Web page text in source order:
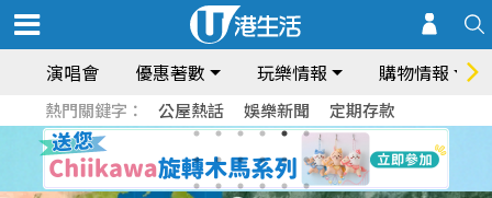
演唱會 優惠著數 玩樂情報 購物情報
熱門關鍵字： 公屋熱話 娛樂新聞 定期存款